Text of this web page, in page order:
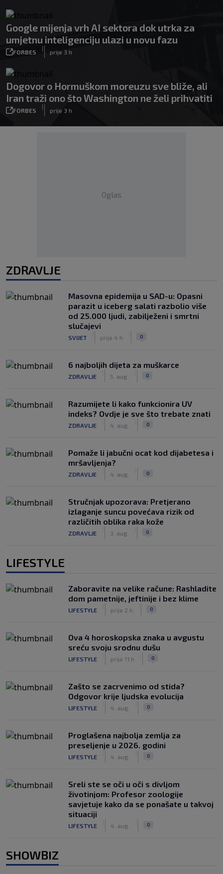
Google mijenja vrh AI sektora dok utrka za
umjetnu inteligenciju ulazi u novu fazu
FORBES
|
prije 3 h
Dogovor o Hormuškom moreuzu sve bliže, ali
Iran traži ono što Washington ne želi prihvatiti
FORBES
|
prije 3 h
Oglas
ZDRAVLJE
Masovna epidemija u SAD-u: Opasni
parazit u iceberg salati razbolio više
od 25.000 ljudi, zabilježeni i smrtni
slučajevi
SVIJET prije 4 h 0
6 najboljih dijeta za muškarce
ZDRAVLJE 5. aug. 0
Razumijete li kako funkcionira UV
indeks? Ovdje je sve što trebate znati
ZDRAVLJE 4. aug. 0
Pomaže li jabučni ocat kod dijabetesa i
mršavljenja?
ZDRAVLJE 4. aug. 0
Stručnjak upozorava: Pretjerano
izlaganje suncu povećava rizik od
različitih oblika raka kože
ZDRAVLJE 3. aug. 0
LIFESTYLE
Zaboravite na velike račune: Rashladite
dom pametnije, jeftinije i bez klime
LIFESTYLE prije 2 h 0
Ova 4 horoskopska znaka u avgustu
sreću svoju srodnu dušu
LIFESTYLE prije 11 h 0
Zašto se zacrvenimo od stida?
Odgovor krije ljudska evolucija
LIFESTYLE 4. aug. 0
Proglašena najbolja zemlja za
preseljenje u 2026. godini
LIFESTYLE 4. aug. 0
Sreli ste se oči u oči s divljom
životinjom: Profesor zoologije
savjetuje kako da se ponašate u takvoj
situaciji
LIFESTYLE 4. aug. 0
SHOWBIZ